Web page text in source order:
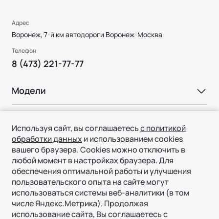
Ли Л9 | Li L9
Флагманский 6-местный кроссовер
ОТ 9 650 000 ₽
Подробнее
Адрес
Воронеж, 7-й км автодороги Воронеж-Москва
Телефон
8 (473) 221-77-77
Модели
Ли Л6 | Li L6
Ли Л7 | Li L7
Ли Л9 | Li L9
ВЫБОР И ПОКУПКА
Консультация
Тест-драйв
Авто в наличии
Владение
СЕРВИС
Официальный сервис
Регламент ТО
Технологии
ТЕХНОЛОГИИ ЛИ АВТО | LI AUTO
REEV-платформа
О нас
Используя сайт, вы соглашаетесьс политикой
обработки данных и использованием cookies
вашего браузера. Cookies можно отключить в
любой момент в настройках браузера. Для
обеспечения оптимальной работы и улучшения
пользовательского опыта на сайте могут
использоваться системы веб-аналитики (в том
числе Яндекс.Метрика). Продолжая
использование сайта, Вы соглашаетесь с